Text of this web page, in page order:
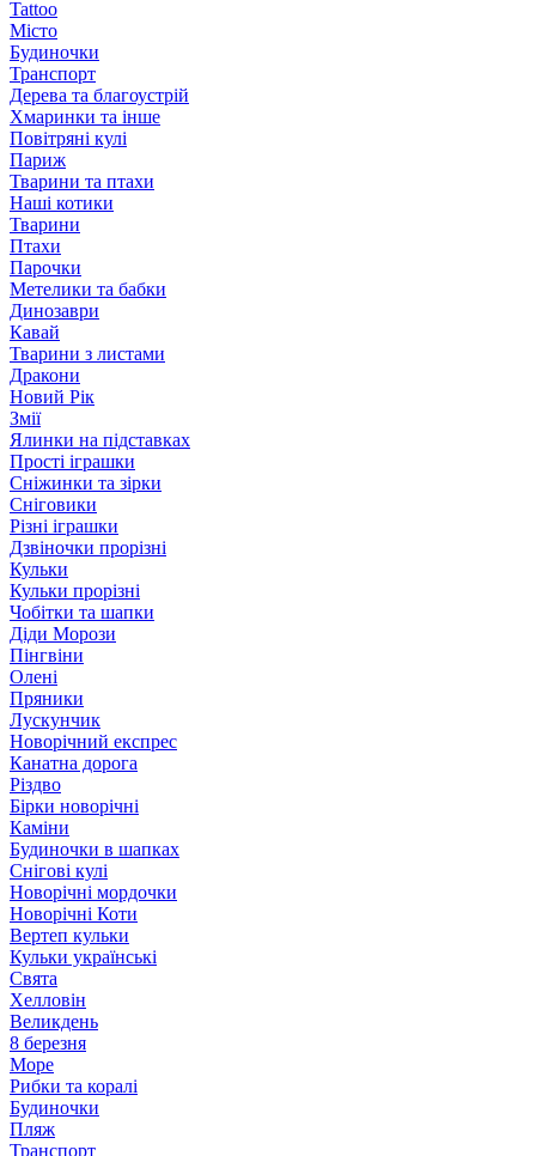
Tattoo
Місто
Будиночки
Транспорт
Дерева та благоустрій
Хмаринки та інше
Повітряні кулі
Париж
Тварини та птахи
Наші котики
Тварини
Птахи
Парочки
Метелики та бабки
Динозаври
Кавай
Тварини з листами
Дракони
Новий Рік
Змії
Ялинки на підставках
Прості іграшки
Сніжинки та зірки
Сніговики
Різні іграшки
Дзвіночки прорізні
Кульки
Кульки прорізні
Чобітки та шапки
Діди Морози
Пінгвіни
Олені
Пряники
Лускунчик
Новорічний експрес
Канатна дорога
Різдво
Бірки новорічні
Каміни
Будиночки в шапках
Снігові кулі
Новорічні мордочки
Новорічні Коти
Вертеп кульки
Кульки українські
Свята
Хелловін
Великдень
8 березня
Море
Рибки та коралі
Будиночки
Пляж
Транспорт